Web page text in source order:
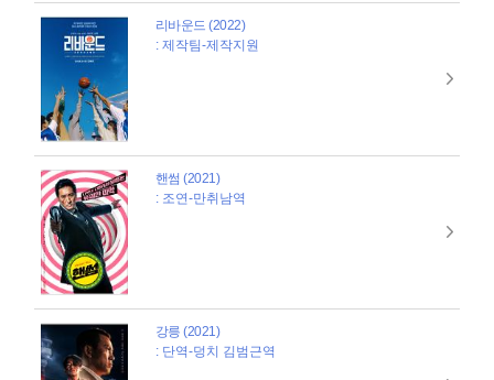
리바운드 (2022)
: 제작팀-제작지원
핸썸 (2021)
: 조연-만취남역
강릉 (2021)
: 단역-덩치 김범근역